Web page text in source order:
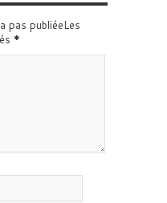
pas publiéeLes
*